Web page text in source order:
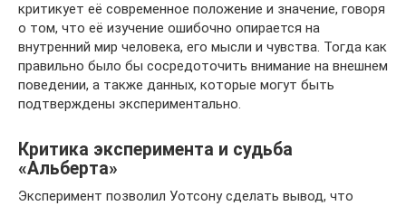
критикует её современное положение и значение, говоря
о том, что её изучение ошибочно опирается на
внутренний мир человека, его мысли и чувства. Тогда как
правильно было бы сосредоточить внимание на внешнем
поведении, а также данных, которые могут быть
подтверждены экспериментально.
Критика эксперимента и судьба
«Альберта»
Эксперимент позволил Уотсону сделать вывод, что